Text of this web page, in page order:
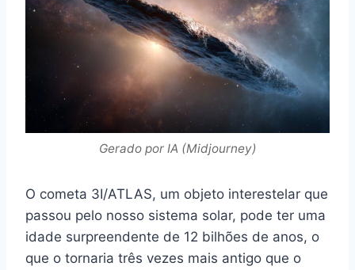
Gerado por IA (Midjourney)
O cometa 3I/ATLAS, um objeto interestelar que
passou pelo nosso sistema solar, pode ter uma
idade surpreendente de 12 bilhões de anos, o
que o tornaria três vezes mais antigo que o